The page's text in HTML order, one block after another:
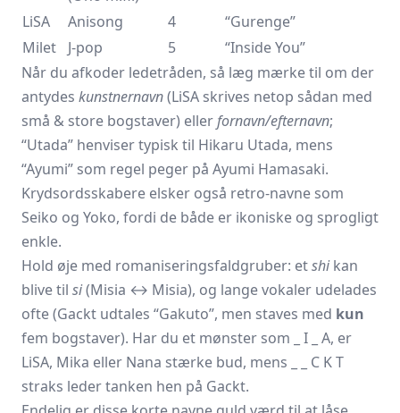
LiSA
Anisong 4
“Gurenge”
Milet
J-pop 5
“Inside You”
Når du afkoder ledetråden, så læg mærke til om der
antydes kunstnernavn(LiSA skrives netop sådan med
små & store bogstaver) ellerfornavn/efternavn;
“Utada” henviser typisk til Hikaru Utada, mens
“Ayumi” som regel peger på Ayumi Hamasaki.
Krydsordsskabere elsker også retro-navne som
Seiko og Yoko, fordi de både er ikoniske og sprogligt
enkle.
Hold øje med romaniseringsfaldgruber: etshikan
blive til si(Misia ↔ Misia), og lange vokaler udelades
ofte (Gackt udtales “Gakuto”, men staves med kun
fem bogstaver). Har du et mønster som _ I _ A, er
LiSA, Mika eller Nana stærke bud, mens _ _ C K T
straks leder tanken hen på Gackt.